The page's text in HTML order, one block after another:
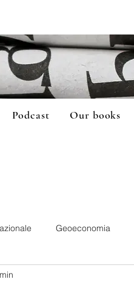
Podcast Our books
Geoeconomia
Caraibi (LAC)